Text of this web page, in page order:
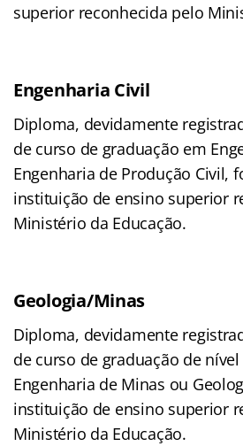
superior reconhecida pelo
Engenharia Civil
Diploma, devidamente
de curso de graduação em
Engenharia de Produção Civil,
instituição de ensino superior
Ministério da Educação.
Geologia/Minas
Diploma, devidamente
de curso de graduação de
Engenharia de Minas ou
instituição de ensino superior
Ministério da Educação.